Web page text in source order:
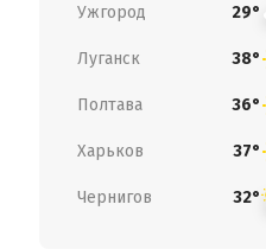
Ужгород 29°
Луганск 38°
Полтава 36°
Харьков 37°
Чернигов 32°